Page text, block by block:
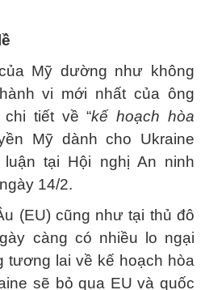
Mỹ dường như không
vi mới nhất của ông
tiết về “kế hoạch hòa
Mỹ dành cho Ukraine
tại Hội nghị An ninh
14/2.
(EU) cũng như tại thủ đô
càng có nhiều lo ngại
tương lai về kế hoạch hòa
sẽ bỏ qua EU và quốc